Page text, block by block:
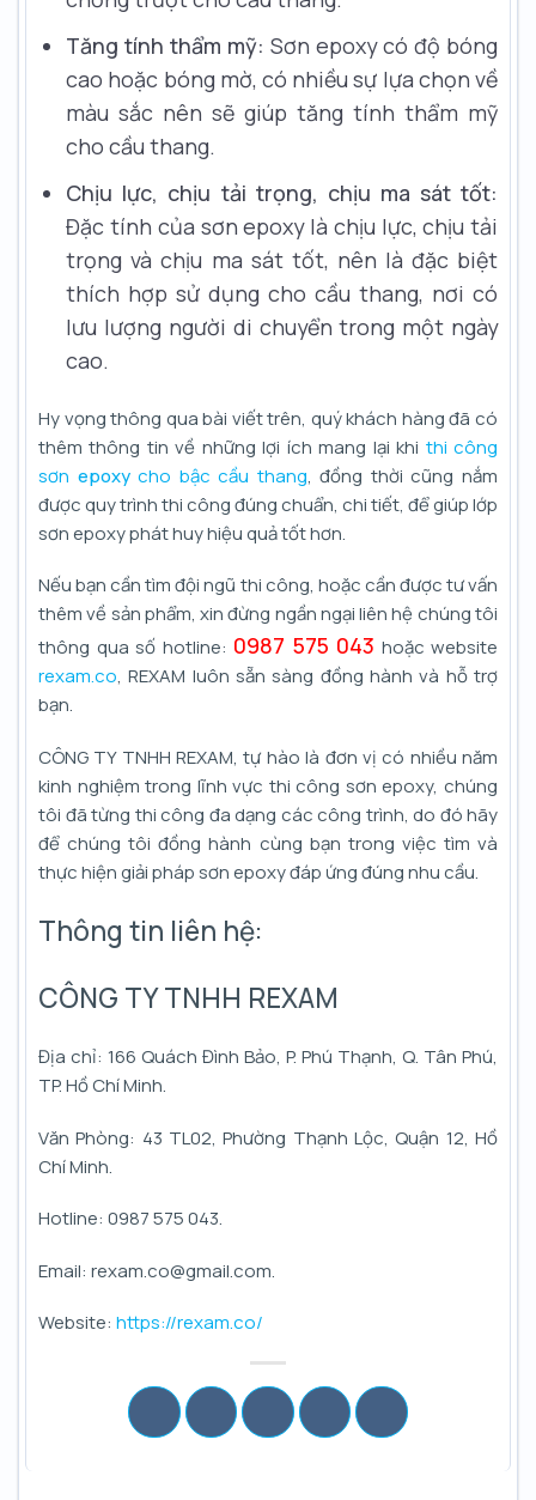
Tăng tính thẩm mỹ: Sơn epoxy có độ bóng
cao hoặc bóng mờ, có nhiều sự lựa chọn về
màu sắc nên sẽ giúp tăng tính thẩm mỹ
cho cầu thang.
Chịu lực, chịu tải trọng, chịu ma sát tốt:
Đặc tính của sơn epoxy là chịu lực, chịu tải
trọng và chịu ma sát tốt, nên là đặc biệt
thích hợp sử dụng cho cầu thang, nơi có
lưu lượng người di chuyển trong một ngày
cao.
Hy vọng thông qua bài viết trên, quý khách hàng đã có
thêm thông tin về những lợi ích mang lại khi thi công
sơn epoxycho bậc cầu thang, đồng thời cũng nắm
được quy trình thi công đúng chuẩn, chi tiết, để giúp lớp
sơn epoxy phát huy hiệu quả tốt hơn.
Nếu bạn cần tìm đội ngũ thi công, hoặc cần được tư vấn
thêm về sản phẩm, xin đừng ngần ngại liên hệ chúng tôi
thông qua số hotline: 0987 575 043 hoặc website
rexam.co, REXAM luôn sẵn sàng đồng hành và hỗ trợ
bạn.
CÔNG TY TNHH REXAM, tự hào là đơn vị có nhiều năm
kinh nghiệm trong lĩnh vực thi công sơn epoxy, chúng
tôi đã từng thi công đa dạng các công trình, do đó hãy
để chúng tôi đồng hành cùng bạn trong việc tìm và
thực hiện giải pháp sơn epoxy đáp ứng đúng nhu cầu.
Thông tin liên hệ:
CÔNG TY TNHH REXAM
Địa chỉ: 166 Quách Đình Bảo, P. Phú Thạnh, Q. Tân Phú,
TP. Hồ Chí Minh.
Văn Phòng: 43 TL02, Phường Thạnh Lộc, Quận 12, Hồ
Chí Minh.
Hotline: 0987 575 043.
Email: rexam.co@gmail.com.
Website: https://rexam.co/